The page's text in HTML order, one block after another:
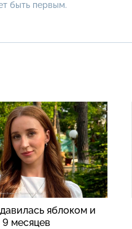
быть первым.
яблоком и
месяцев